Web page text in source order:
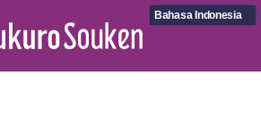
Bahasa Indonesia